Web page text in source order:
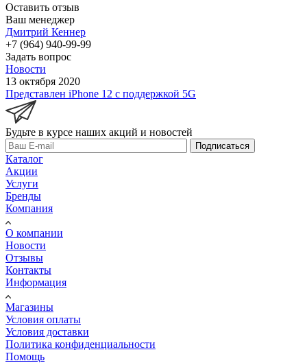
Оставить отзыв
Ваш менеджер
Дмитрий Кеннер
+7 (964) 940-99-99
Задать вопрос
Новости
13 октября 2020
Представлен iPhone 12 с поддержкой 5G
Будьте в курсе наших акций и новостей
Подписаться
Каталог
Акции
Услуги
Бренды
Компания
О компании
Новости
Отзывы
Контакты
Информация
Магазины
Условия оплаты
Условия доставки
Политика конфиденциальности
Помощь